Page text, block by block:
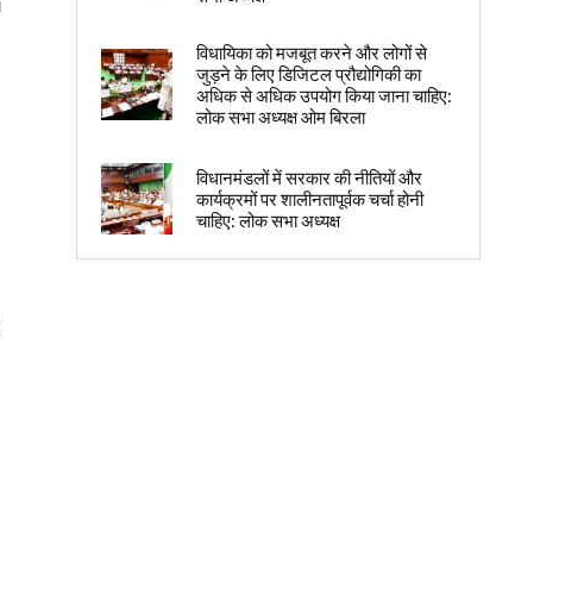
विधायिका को मजबूत करने और लोगों से
जुड़ने के लिए डिजिटल प्रौद्योगिकी का
अधिक से अधिक उपयोग किया जाना चाहिए:
लोक सभा अध्यक्ष ओम बिरला
विधानमंडलों में सरकार की नीतियों और
कार्यक्रमों पर शालीनतापूर्वक चर्चा होनी
चाहिए: लोक सभा अध्यक्ष